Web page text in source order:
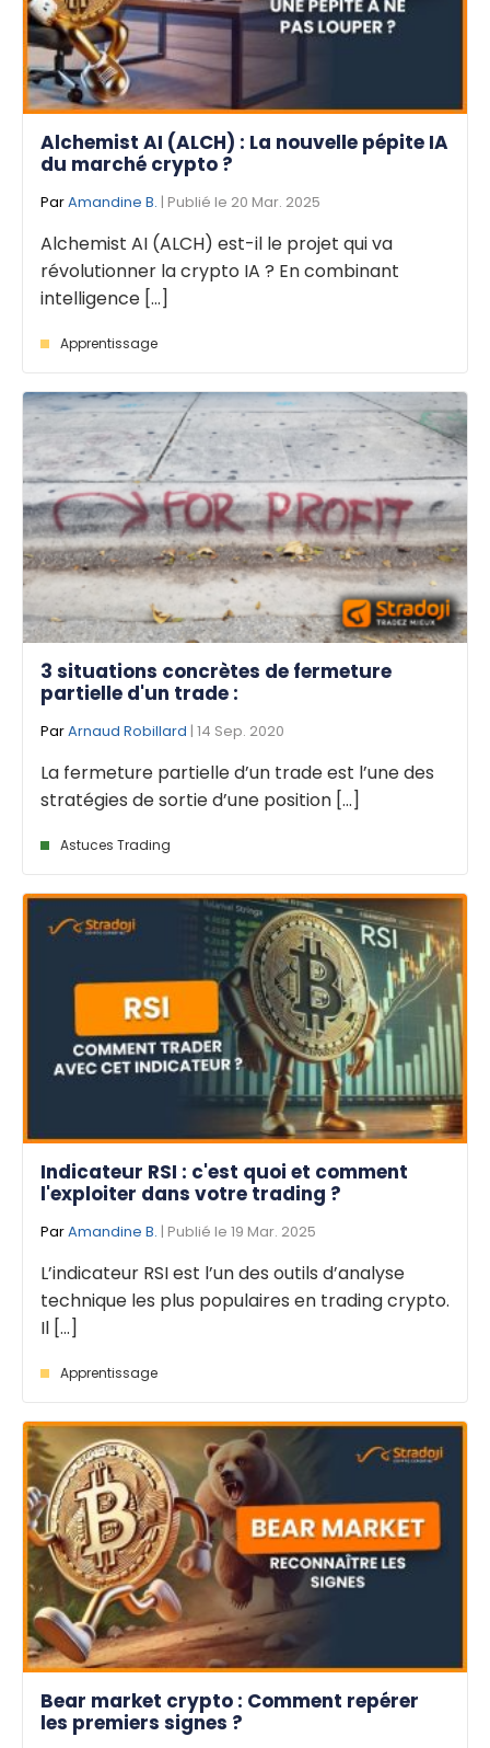
Alchemist AI (ALCH) : La nouvelle pépite IA
du marché crypto ?
ParAmandine B. | Publié le 20 Mar. 2025
Alchemist AI (ALCH) est-il le projet qui va
révolutionner la crypto IA ? En combinant
intelligence [...]
Apprentissage
3 situations concrètes de fermeture
partielle d'un trade :
ParArnaud Robillard | 14 Sep. 2020
La fermeture partielle d’un trade est l’une des
stratégies de sortie d’une position [...]
Astuces Trading
Indicateur RSI : c'est quoi et comment
l'exploiter dans votre trading ?
ParAmandine B. | Publié le 19 Mar. 2025
L’indicateur RSI est l’un des outils d’analyse
technique les plus populaires en trading crypto.
Il [...]
Apprentissage
Bear market crypto : Comment repérer
les premiers signes ?